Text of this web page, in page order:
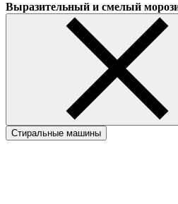
Выразительный и смелый
Стиральные машины